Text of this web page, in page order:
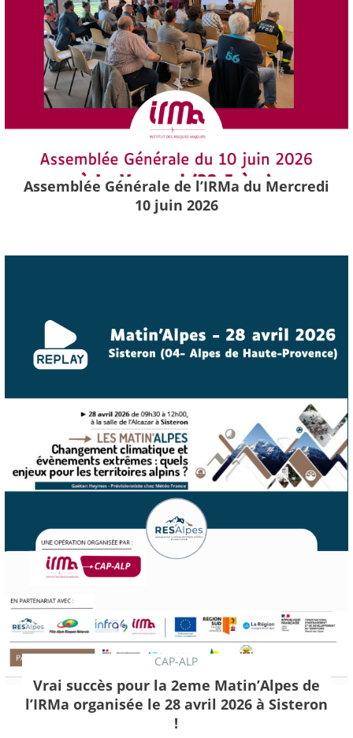
Assemblée Générale de l’IRMa du Mercredi
10 juin 2026
CAP-ALP
Vrai succès pour la 2eme Matin’Alpes de
l’IRMa organisée le 28 avril 2026 à Sisteron
!